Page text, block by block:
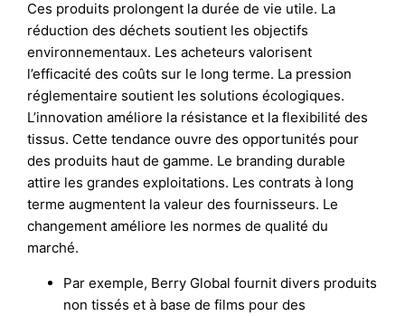
Ces produits prolongent la durée de vie utile. La
réduction des déchets soutient les objectifs
environnementaux. Les acheteurs valorisent
l’efficacité des coûts sur le long terme. La pression
réglementaire soutient les solutions écologiques.
L’innovation améliore la résistance et la flexibilité des
tissus. Cette tendance ouvre des opportunités pour
des produits haut de gamme. Le branding durable
attire les grandes exploitations. Les contrats à long
terme augmentent la valeur des fournisseurs. Le
changement améliore les normes de qualité du
marché.
Par exemple, Berry Global fournit divers produits
non tissés et à base de films pour des